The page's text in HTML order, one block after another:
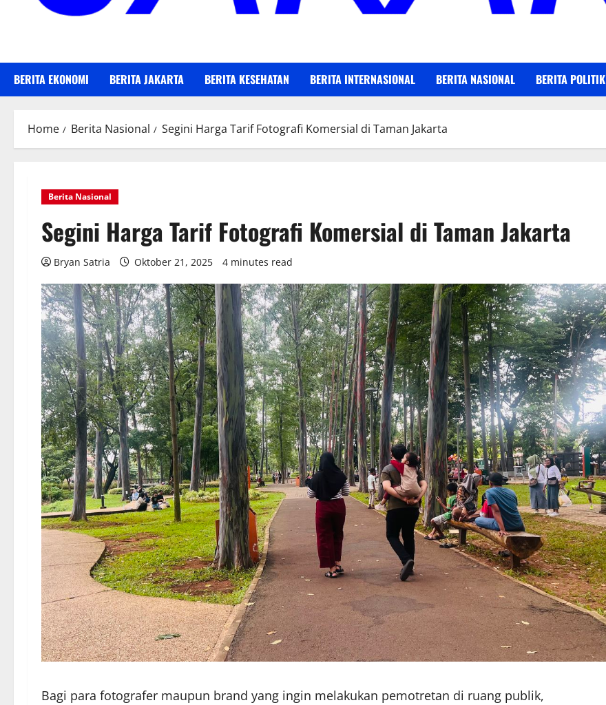
BERITA EKONOMI BERITA JAKARTA BERITA KESEHATAN BERITA INTERNASIONAL BERITA NASIONAL BERITA POLITIK
Home Berita Nasional Segini Harga Tarif Fotografi Komersial di Taman Jakarta
Berita Nasional
Segini Harga Tarif Fotografi Komersial di Taman Jakarta
Bryan Satria Oktober 21, 2025 4 minutes read
Bagi para fotografer maupun brand yang ingin melakukan pemotretan di ruang publik,